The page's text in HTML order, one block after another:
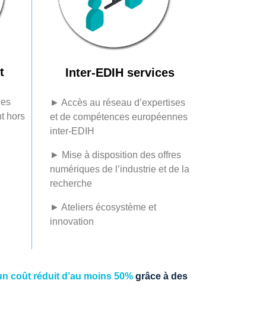
hors
Inter-EDIH services
► Accès au réseau d’expertises
et de compétences européennes
inter-EDIH
► Mise à disposition des offres
numériques de l’industrie et de la
recherche
► Ateliers écosystème et
innovation
coût réduit d’au moins 50% grâce à des